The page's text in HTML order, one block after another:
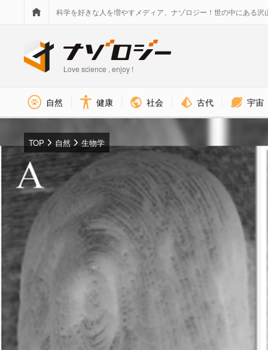
科学を好きな人を増やすメディア、ナゾロジー！世の中にある沢
Love science , enjoy !
自然 健康 社会 古代 宇宙
TOP 自然 生物学